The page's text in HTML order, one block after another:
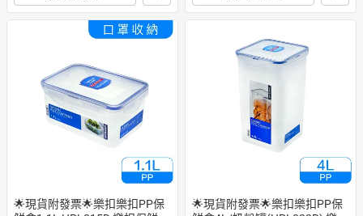
🌟現貨附發票🌟樂扣樂扣PP保
🌟現貨附發票🌟樂扣樂扣PP保